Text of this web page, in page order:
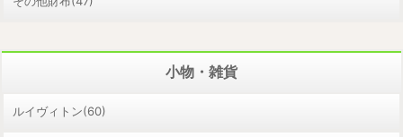
小物・雑貨
ルイヴィトン(60)